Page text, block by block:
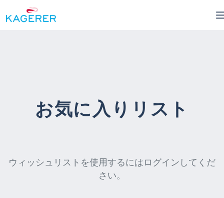
content
お気に入りリスト
ウィッシュリストを使用するにはログインしてくだ
さい。